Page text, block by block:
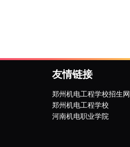
友情链接
郑州机电工程学校招生网
郑州机电工程学校
河南机电职业学院